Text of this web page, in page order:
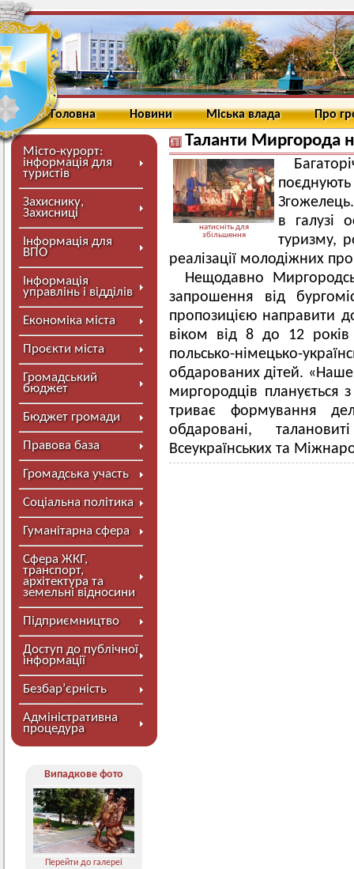
Головна Новини Міська влада Про
Місто-курорт:
інформація для
туристів
Захиснику,
Захисниці
Інформація для
ВПО
Інформація
управлінь і відділів
Економіка міста
Проєкти міста
Громадський
бюджет
Бюджет громади
Правова база
Громадська участь
Соціальна політика
Гуманітарна сфера
Сфера ЖКГ,
транспорт,
архітектура та
земельні відносини
Підприємництво
Доступ до публічної
інформації
Безбар’єрність
Адміністративна
процедура
Випадкове фото
Перейти до галереї
Таланти Миргорода
натисніть для
збільшення
в галузі
туризму,
реалізації молодіжних
Нещодавно
запрошення від
пропозицією направити
віком від 8 до 12
польсько-німецько-
обдарованих дітей.
миргородців планується
триває формування
обдаровані,
Всеукраїнських та